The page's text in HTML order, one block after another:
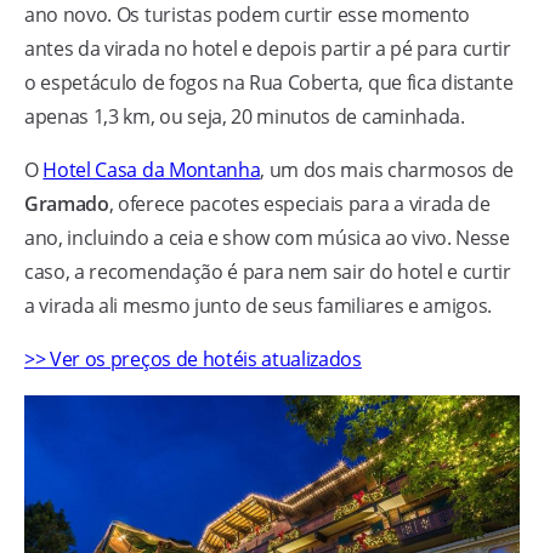
ano novo. Os turistas podem curtir esse momento
antes da virada no hotel e depois partir a pé para curtir
o espetáculo de fogos na Rua Coberta, que fica distante
apenas 1,3 km, ou seja, 20 minutos de caminhada.
OHotel Casa da Montanha, um dos mais charmosos de
Gramado, oferece pacotes especiais para a virada de
ano, incluindo a ceia e show com música ao vivo. Nesse
caso, a recomendação é para nem sair do hotel e curtir
a virada ali mesmo junto de seus familiares e amigos.
>> Ver os preços de hotéis atualizados